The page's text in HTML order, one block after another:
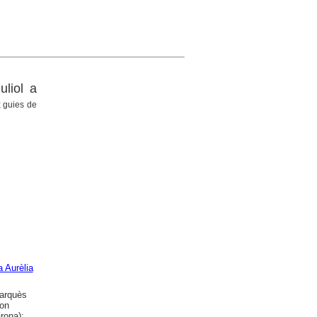
a
guies de
Aurèlia